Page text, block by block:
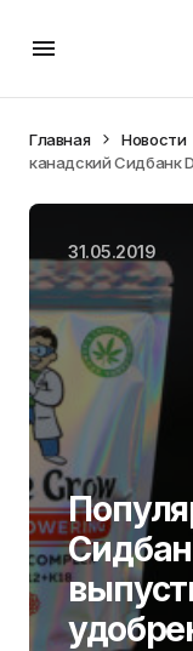
Главная Новости
канадский Сидбанк
31.05.2019